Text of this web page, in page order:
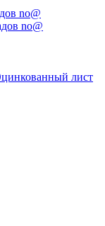
no@
no@
лист